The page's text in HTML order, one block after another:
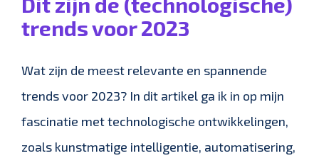
trends voor 2023
Wat zijn de meest relevante en spannende
trends voor 2023? In dit artikel ga ik in op mijn
fascinatie met technologische ontwikkelingen,
zoals kunstmatige intelligentie, automatisering,